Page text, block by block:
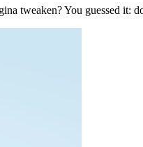
tweaken? You guessed it: